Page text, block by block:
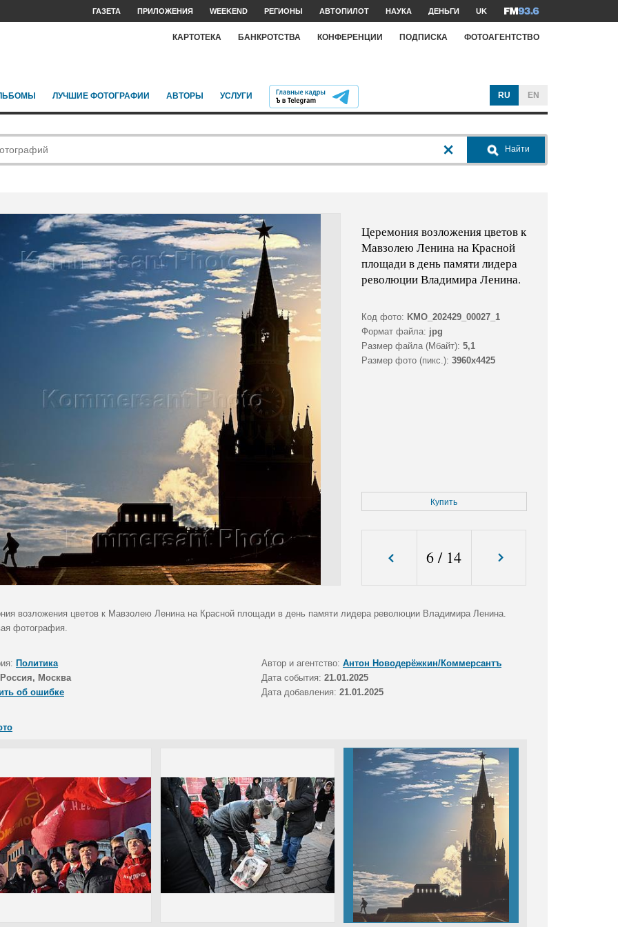
ГАЗЕТА ПРИЛОЖЕНИЯ WEEKEND РЕГИОНЫ АВТОПИЛОТ НАУКА ДЕНЬГИ UK
КАРТОТЕКА БАНКРОТСТВА КОНФЕРЕНЦИИ ПОДПИСКА ФОТОАГЕНТСТВО
ЛУЧШИЕ ФОТОГРАФИИ АВТОРЫ УСЛУГИ RU EN
Найти
Церемония возложения цветов к
Мавзолею Ленина на Красной
площади в день памяти лидера
революции Владимира Ленина.
Код фото: KMO_202429_00027_1
Формат файла: jpg
Размер файла (Мбайт): 5,1
Размер фото (пикс.): 3960x4425
Купить
6 / 14
возложения цветов к Мавзолею Ленина на Красной площади в день памяти лидера революции Владимира Ленина.
фотография.
Политика Автор и агентство: Антон Новодерёжкин/Коммерсантъ
Россия, Москва Дата события: 21.01.2025
об ошибке
Дата добавления: 21.01.2025